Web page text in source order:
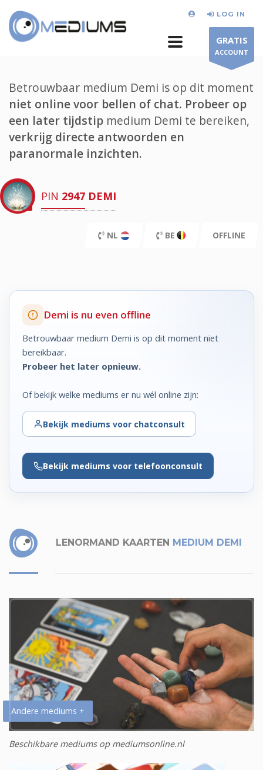
LOG IN
GRATIS
ACCOUNT
Betrouwbaar medium Demi is op dit moment
niet online voor bellen of chat. Probeer op
een later tijdstip medium Demi te bereiken,
verkrijg directe antwoorden en
paranormale inzichten.
PIN 2947 DEMI
NL BE OFFLINE
Demi is nu even offline
Betrouwbaar medium Demi is op dit moment niet
bereikbaar.
Probeer het later opnieuw.
Of bekijk welke mediums er nu wél online zijn:
Bekijk mediums voor chatconsult
Bekijk mediums voor telefoonconsult
LENORMAND KAARTEN MEDIUM DEMI
Andere mediums +
Beschikbare mediums op mediumsonline.nl